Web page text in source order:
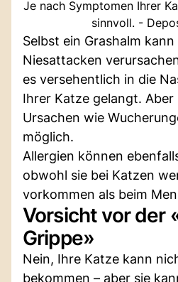
Je nach Symptomen Ihrer
sinnvoll. -
Selbst ein Grashalm
Niesattacken
es versehentlich in die
Ihrer Katze gelangt.
Ursachen wie
möglich.
Allergien können
obwohl sie bei Katzen
vorkommen als beim
Vorsicht vor der
Grippe»
Nein, Ihre Katze kann
bekommen – aber sie